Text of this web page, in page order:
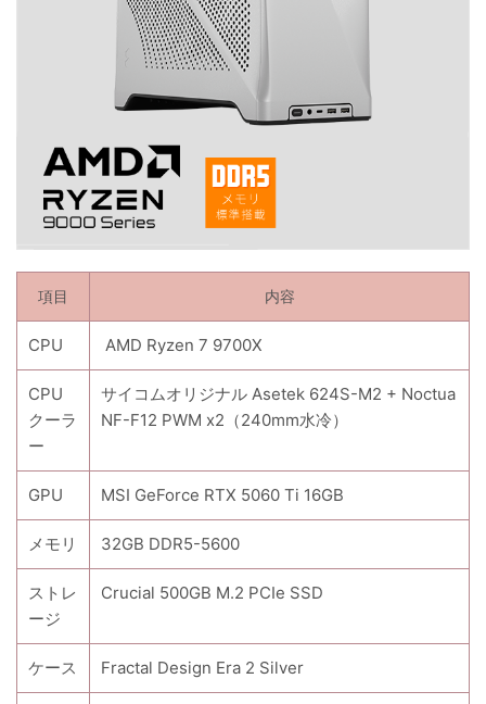
項目 内容
CPU AMD Ryzen 7 9700X
CPU
クーラ
ー
サイコムオリジナル Asetek 624S-M2 + Noctua
NF-F12 PWM x2（240mm水冷）
GPU MSI GeForce RTX 5060 Ti 16GB
メモリ 32GB DDR5-5600
ストレ
ージ
Crucial 500GB M.2 PCIe SSD
ケース Fractal Design Era 2 Silver